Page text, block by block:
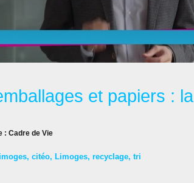
et papiers : la
: Cadre de Vie
, citéo, Limoges, recyclage, tri